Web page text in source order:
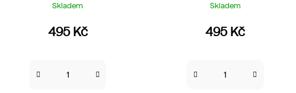
Skladem
495 Kč
Skladem
495 Kč